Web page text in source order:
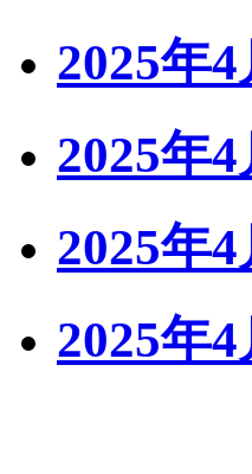
2025年
2025年
2025年
2025年